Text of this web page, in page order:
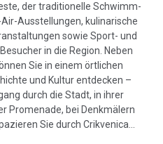
der traditionelle Schwimm-
Ausstellungen, kulinarische
sowie Sport- und
in die Region. Neben
Sie in einem örtlichen
und Kultur entdecken –
durch die Stadt, in ihrer
Promenade, bei Denkmälern
Sie durch Crikvenica...